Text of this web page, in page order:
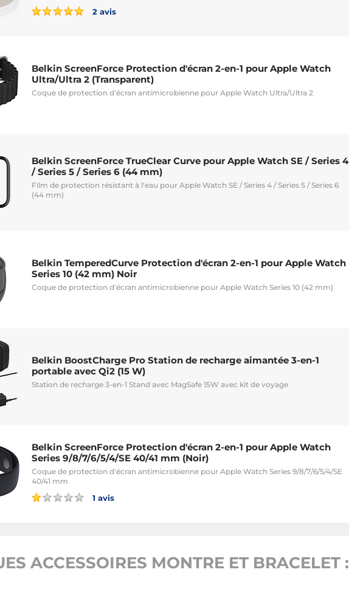
2 avis
Belkin ScreenForce Protection d'écran 2-en-1 pour Apple Watch
Ultra/Ultra 2 (Transparent)
Coque de protection d'écran antimicrobienne pour Apple Watch Ultra/Ultra 2
Belkin ScreenForce TrueClear Curve pour Apple Watch SE / Series 4
/ Series 5 / Series 6 (44 mm)
Film de protection résistant à l'eau pour Apple Watch SE / Series 4 / Series 5 / Series 6
(44 mm)
Belkin TemperedCurve Protection d'écran 2-en-1 pour Apple Watch
Series 10 (42 mm) Noir
Coque de protection d'écran antimicrobienne pour Apple Watch Series 10 (42 mm)
Belkin BoostCharge Pro Station de recharge aimantée 3-en-1
portable avec Qi2 (15 W)
Station de recharge 3-en-1 Stand avec MagSafe 15W avec kit de voyage
Belkin ScreenForce Protection d'écran 2-en-1 pour Apple Watch
Series 9/8/7/6/5/4/SE 40/41 mm (Noir)
Coque de protection d'écran antimicrobienne pour Apple Watch Series 9/8/7/6/5/4/SE
40/41 mm
1 avis
ACCESSOIRES MONTRE ET BRACELET :